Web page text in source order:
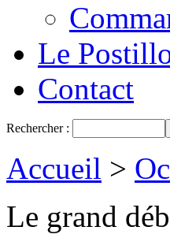
Le
Contact
Rechercher :
Accueil >
Le grand